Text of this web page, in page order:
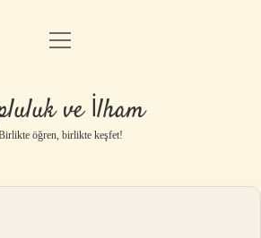
Anasayfa
Gizlilik Politikası
Yasal Uyarı
menüyü
ve İlham
öğren, birlikte keşfet!